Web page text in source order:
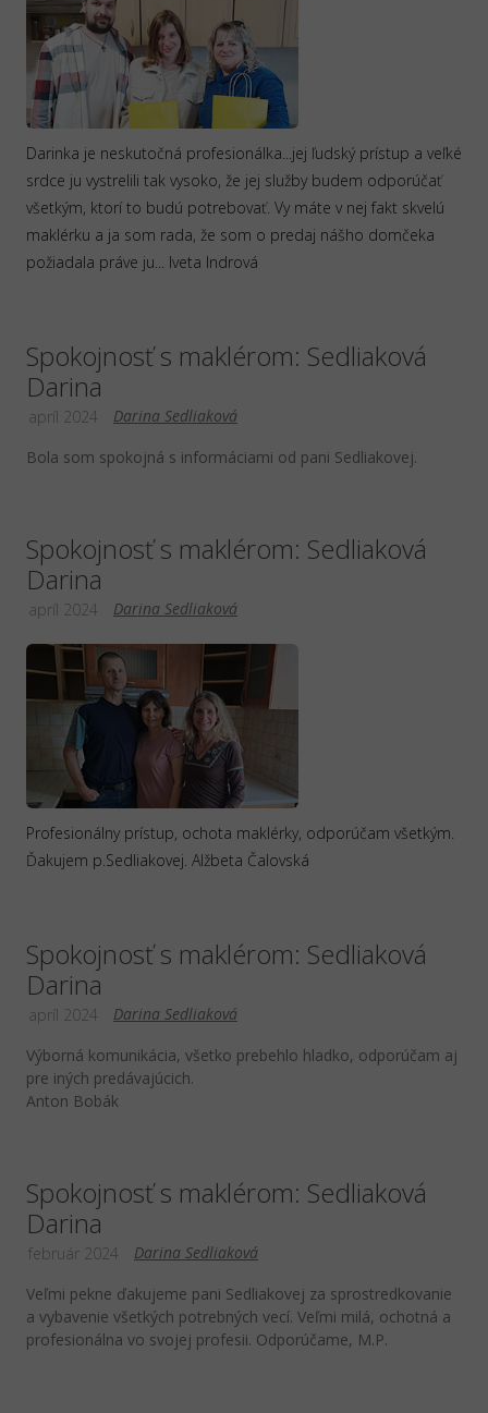
Darinka je neskutočná profesionálka...jej ľudský prístup a veľké
srdce ju vystrelili tak vysoko, že jej služby budem odporúčať
všetkým, ktorí to budú potrebovať. Vy máte v nej fakt skvelú
maklérku a ja som rada, že som o predaj nášho domčeka
požiadala práve ju... Iveta Indrová
Spokojnosť s maklérom: Sedliaková
Darina
Darina Sedliaková
apríl 2024
Bola som spokojná s informáciami od pani Sedliakovej.
Spokojnosť s maklérom: Sedliaková
Darina
Darina Sedliaková
apríl 2024
Profesionálny prístup, ochota maklérky, odporúčam všetkým.
Ďakujem p.Sedliakovej. Alžbeta Čalovská
Spokojnosť s maklérom: Sedliaková
Darina
Darina Sedliaková
apríl 2024
Výborná komunikácia, všetko prebehlo hladko, odporúčam aj
pre iných predávajúcich.
Anton Bobák
Spokojnosť s maklérom: Sedliaková
Darina
Darina Sedliaková
február 2024
Veľmi pekne ďakujeme pani Sedliakovej za sprostredkovanie
a vybavenie všetkých potrebných vecí. Veľmi milá, ochotná a
profesionálna vo svojej profesii. Odporúčame, M.P.